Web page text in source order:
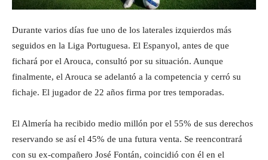
Durante varios días fue uno de los laterales izquierdos más
seguidos en la Liga Portuguesa. El Espanyol, antes de que
fichará por el Arouca, consultó por su situación. Aunque
finalmente, el Arouca se adelantó a la competencia y cerró su
fichaje. El jugador de 22 años firma por tres temporadas.
El Almería ha recibido medio millón por el 55% de sus derechos
reservando se así el 45% de una futura venta. Se reencontrará
con su ex-compañero José Fontán, coincidió con él en el